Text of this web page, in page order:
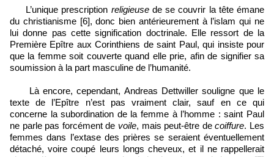
L’unique prescription religieusede se couvrir la tête émane
du christianisme [6], donc bien antérieurement à l’islam qui ne
lui donne pas cette signification doctrinale. Elle ressort de la
Première Epître aux Corinthiens de saint Paul, qui insiste pour
que la femme soit couverte quand elle prie, afin de signifier sa
soumission à la part masculine de l’humanité.
Là encore, cependant, Andreas Dettwiller souligne que le
texte de l’Epître n’est pas vraiment clair, sauf en ce qui
concerne la subordination de la femme à l’homme : saint Paul
ne parle pas forcément de voile, mais peut-être decoiffure. Les
femmes dans l’extase des prières se seraient éventuellement
détaché, voire coupé leurs longs cheveux, et il ne rappellerait